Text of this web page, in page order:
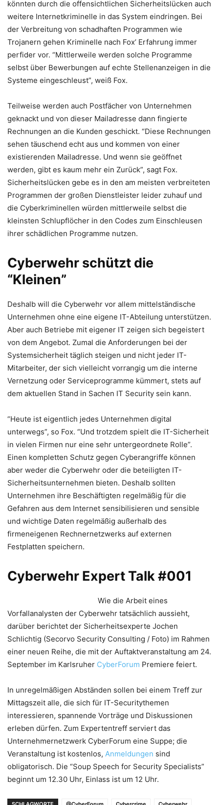
könnten durch die offensichtlichen Sicherheitslücken auch
weitere Internetkriminelle in das System eindringen. Bei
der Verbreitung von schadhaften Programmen wie
Trojanern gehen Kriminelle nach Fox’ Erfahrung immer
perfider vor. “Mittlerweile werden solche Programme
selbst über Bewerbungen auf echte Stellenanzeigen in die
Systeme eingeschleust”, weiß Fox.
Teilweise werden auch Postfächer von Unternehmen
geknackt und von dieser Mailadresse dann fingierte
Rechnungen an die Kunden geschickt. “Diese Rechnungen
sehen täuschend echt aus und kommen von einer
existierenden Mailadresse. Und wenn sie geöffnet
werden, gibt es kaum mehr ein Zurück”, sagt Fox.
Sicherheitslücken gebe es in den am meisten verbreiteten
Programmen der großen Dienstleister leider zuhauf und
die Cyberkriminellen würden mittlerweile selbst die
kleinsten Schlupflöcher in den Codes zum Einschleusen
ihrer schädlichen Programme nutzen.
Cyberwehr schützt die
“Kleinen”
Deshalb will die Cyberwehr vor allem mittelständische
Unternehmen ohne eine eigene IT-Abteilung unterstützen.
Aber auch Betriebe mit eigener IT zeigen sich begeistert
von dem Angebot. Zumal die Anforderungen bei der
Systemsicherheit täglich steigen und nicht jeder IT-
Mitarbeiter, der sich vielleicht vorrangig um die interne
Vernetzung oder Serviceprogramme kümmert, stets auf
dem aktuellen Stand in Sachen IT Security sein kann.
“Heute ist eigentlich jedes Unternehmen digital
unterwegs”, so Fox. “Und trotzdem spielt die IT-Sicherheit
in vielen Firmen nur eine sehr untergeordnete Rolle”.
Einen kompletten Schutz gegen Cyberangriffe können
aber weder die Cyberwehr oder die beteiligten IT-
Sicherheitsunternehmen bieten. Deshalb sollten
Unternehmen ihre Beschäftigten regelmäßig für die
Gefahren aus dem Internet sensibilisieren und sensible
und wichtige Daten regelmäßig außerhalb des
firmeneigenen Rechnernetzwerks auf externen
Festplatten speichern.
Cyberwehr Expert Talk #001
Wie die Arbeit eines
Vorfallanalysten der Cyberwehr tatsächlich aussieht,
darüber berichtet der Sicherheitsexperte Jochen
Schlichtig (Secorvo Security Consulting / Foto) im Rahmen
einer neuen Reihe, die mit der Auftaktveranstaltung am 24.
September im Karlsruher CyberForum Premiere feiert.
In unregelmäßigen Abständen sollen bei einem Treff zur
Mittagszeit alle, die sich für IT-Securitythemen
interessieren, spannende Vorträge und Diskussionen
erleben dürfen. Zum Expertentreff serviert das
Unternehmernetzwerk CyberForum eine Suppe; die
Veranstaltung ist kostenlos, Anmeldungen sind
obligatorisch. Die “Soup Speech for Security Specialists”
beginnt um 12.30 Uhr, Einlass ist um 12 Uhr.